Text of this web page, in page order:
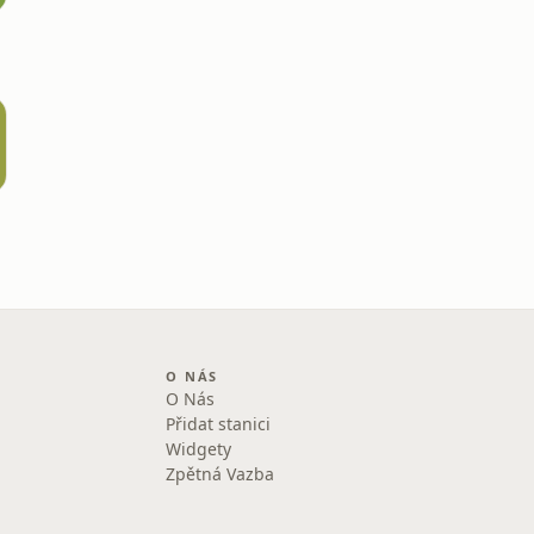
O NÁS
O Nás
Přidat stanici
Widgety
Zpětná Vazba